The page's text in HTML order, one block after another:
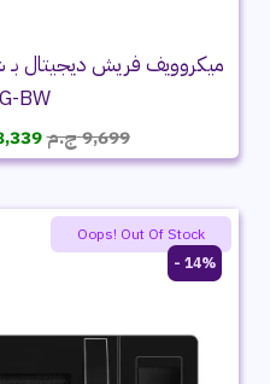
BW
9,699ج.مالسعر
9,699
14% -
Oops! Out Of Stock